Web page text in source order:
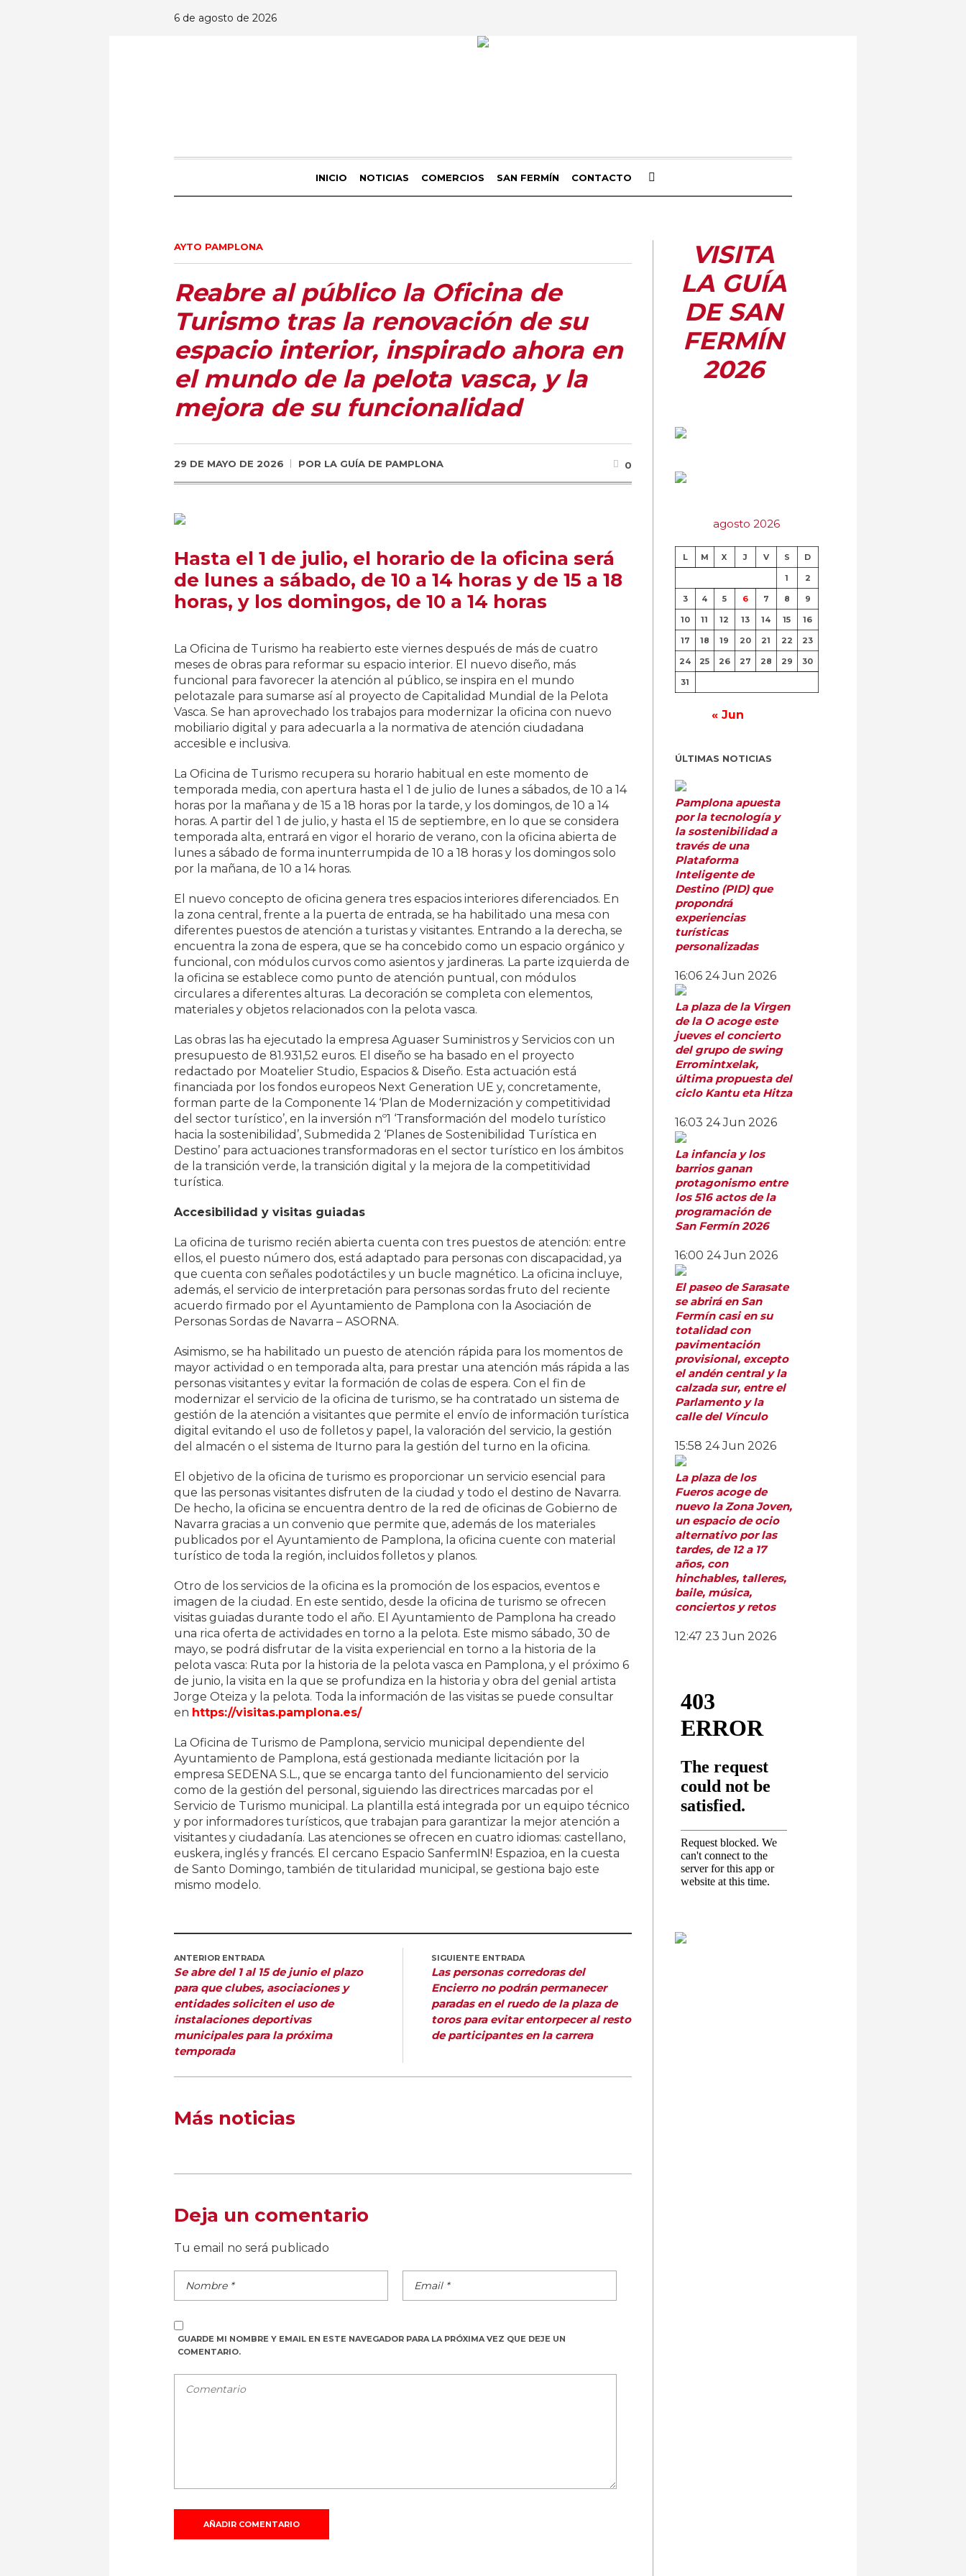
6 de agosto de 2026
INICIO NOTICIAS COMERCIOS SAN FERMÍN CONTACTO
AYTO PAMPLONA
Reabre al público la Oficina de
Turismo tras la renovación de su
espacio interior, inspirado ahora en
el mundo de la pelota vasca, y la
mejora de su funcionalidad
29 DE MAYO DE 2026 POR LA GUÍA DE PAMPLONA 0
Hasta el 1 de julio, el horario de la oficina será
de lunes a sábado, de 10 a 14 horas y de 15 a 18
horas, y los domingos, de 10 a 14 horas
La Oficina de Turismo ha reabierto este viernes después de más de cuatro
meses de obras para reformar su espacio interior. El nuevo diseño, más
funcional para favorecer la atención al público, se inspira en el mundo
pelotazale para sumarse así al proyecto de Capitalidad Mundial de la Pelota
Vasca. Se han aprovechado los trabajos para modernizar la oficina con nuevo
mobiliario digital y para adecuarla a la normativa de atención ciudadana
accesible e inclusiva.
La Oficina de Turismo recupera su horario habitual en este momento de
temporada media, con apertura hasta el 1 de julio de lunes a sábados, de 10 a 14
horas por la mañana y de 15 a 18 horas por la tarde, y los domingos, de 10 a 14
horas. A partir del 1 de julio, y hasta el 15 de septiembre, en lo que se considera
temporada alta, entrará en vigor el horario de verano, con la oficina abierta de
lunes a sábado de forma inunterrumpida de 10 a 18 horas y los domingos solo
por la mañana, de 10 a 14 horas.
El nuevo concepto de oficina genera tres espacios interiores diferenciados. En
la zona central, frente a la puerta de entrada, se ha habilitado una mesa con
diferentes puestos de atención a turistas y visitantes. Entrando a la derecha, se
encuentra la zona de espera, que se ha concebido como un espacio orgánico y
funcional, con módulos curvos como asientos y jardineras. La parte izquierda de
la oficina se establece como punto de atención puntual, con módulos
circulares a diferentes alturas. La decoración se completa con elementos,
materiales y objetos relacionados con la pelota vasca.
Las obras las ha ejecutado la empresa Aguaser Suministros y Servicios con un
presupuesto de 81.931,52 euros. El diseño se ha basado en el proyecto
redactado por Moatelier Studio, Espacios & Diseño. Esta actuación está
financiada por los fondos europeos Next Generation UE y, concretamente,
forman parte de la Componente 14 ‘Plan de Modernización y competitividad
del sector turístico’, en la inversión nº1 ‘Transformación del modelo turístico
hacia la sostenibilidad’, Submedida 2 ‘Planes de Sostenibilidad Turística en
Destino’ para actuaciones transformadoras en el sector turístico en los ámbitos
de la transición verde, la transición digital y la mejora de la competitividad
turística.
Accesibilidad y visitas guiadas
La oficina de turismo recién abierta cuenta con tres puestos de atención: entre
ellos, el puesto número dos, está adaptado para personas con discapacidad, ya
que cuenta con señales podotáctiles y un bucle magnético. La oficina incluye,
además, el servicio de interpretación para personas sordas fruto del reciente
acuerdo firmado por el Ayuntamiento de Pamplona con la Asociación de
Personas Sordas de Navarra – ASORNA.
Asimismo, se ha habilitado un puesto de atención rápida para los momentos de
mayor actividad o en temporada alta, para prestar una atención más rápida a las
personas visitantes y evitar la formación de colas de espera. Con el fin de
modernizar el servicio de la oficina de turismo, se ha contratado un sistema de
gestión de la atención a visitantes que permite el envío de información turística
digital evitando el uso de folletos y papel, la valoración del servicio, la gestión
del almacén o el sistema de Iturno para la gestión del turno en la oficina.
El objetivo de la oficina de turismo es proporcionar un servicio esencial para
que las personas visitantes disfruten de la ciudad y todo el destino de Navarra.
De hecho, la oficina se encuentra dentro de la red de oficinas de Gobierno de
Navarra gracias a un convenio que permite que, además de los materiales
publicados por el Ayuntamiento de Pamplona, la oficina cuente con material
turístico de toda la región, incluidos folletos y planos.
Otro de los servicios de la oficina es la promoción de los espacios, eventos e
imagen de la ciudad. En este sentido, desde la oficina de turismo se ofrecen
visitas guiadas durante todo el año. El Ayuntamiento de Pamplona ha creado
una rica oferta de actividades en torno a la pelota. Este mismo sábado, 30 de
mayo, se podrá disfrutar de la visita experiencial en torno a la historia de la
pelota vasca: Ruta por la historia de la pelota vasca en Pamplona, y el próximo 6
de junio, la visita en la que se profundiza en la historia y obra del genial artista
Jorge Oteiza y la pelota. Toda la información de las visitas se puede consultar
en https://visitas.pamplona.es/
La Oficina de Turismo de Pamplona, servicio municipal dependiente del
Ayuntamiento de Pamplona, está gestionada mediante licitación por la
empresa SEDENA S.L., que se encarga tanto del funcionamiento del servicio
como de la gestión del personal, siguiendo las directrices marcadas por el
Servicio de Turismo municipal. La plantilla está integrada por un equipo técnico
y por informadores turísticos, que trabajan para garantizar la mejor atención a
visitantes y ciudadanía. Las atenciones se ofrecen en cuatro idiomas: castellano,
euskera, inglés y francés. El cercano Espacio SanfermIN! Espazioa, en la cuesta
de Santo Domingo, también de titularidad municipal, se gestiona bajo este
mismo modelo.
ANTERIOR ENTRADA
Se abre del 1 al 15 de junio el plazo
para que clubes, asociaciones y
entidades soliciten el uso de
instalaciones deportivas
municipales para la próxima
temporada
SIGUIENTE ENTRADA
Las personas corredoras del
Encierro no podrán permanecer
paradas en el ruedo de la plaza de
toros para evitar entorpecer al resto
de participantes en la carrera
Más noticias
Deja un comentario
Tu email no será publicado
GUARDE MI NOMBRE Y EMAIL EN ESTE NAVEGADOR PARA LA PRÓXIMA VEZ QUE DEJE UN
COMENTARIO.
VISITA
LA GUÍA
DE SAN
FERMÍN
2026
agosto 2026
L M X J V S D
1 2
3 4 5 6 7 8 9
10 11 12 13 14 15 16
17 18 19 20 21 22 23
24 25 26 27 28 29 30
31
« Jun
ÚLTIMAS NOTICIAS
Pamplona apuesta
por la tecnología y
la sostenibilidad a
través de una
Plataforma
Inteligente de
Destino (PID) que
propondrá
experiencias
turísticas
personalizadas
16:06 24 Jun 2026
La plaza de la Virgen
de la O acoge este
jueves el concierto
del grupo de swing
Erromintxelak,
última propuesta del
ciclo Kantu eta Hitza
16:03 24 Jun 2026
La infancia y los
barrios ganan
protagonismo entre
los 516 actos de la
programación de
San Fermín 2026
16:00 24 Jun 2026
El paseo de Sarasate
se abrirá en San
Fermín casi en su
totalidad con
pavimentación
provisional, excepto
el andén central y la
calzada sur, entre el
Parlamento y la
calle del Vínculo
15:58 24 Jun 2026
La plaza de los
Fueros acoge de
nuevo la Zona Joven,
un espacio de ocio
alternativo por las
tardes, de 12 a 17
años, con
hinchables, talleres,
baile, música,
conciertos y retos
12:47 23 Jun 2026